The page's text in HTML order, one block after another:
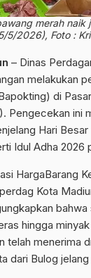
merah naik
5/2026), Foto :
– Dinas
melakukan
di
Pengecekan ini
Hari Besar
Idul Adha 2026
HargaBarang
Kota
bahwa
hingga
telah menerima
dari Bulog